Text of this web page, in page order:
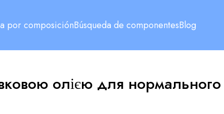
por composiciónBúsqueda de componentesBlog
олією для